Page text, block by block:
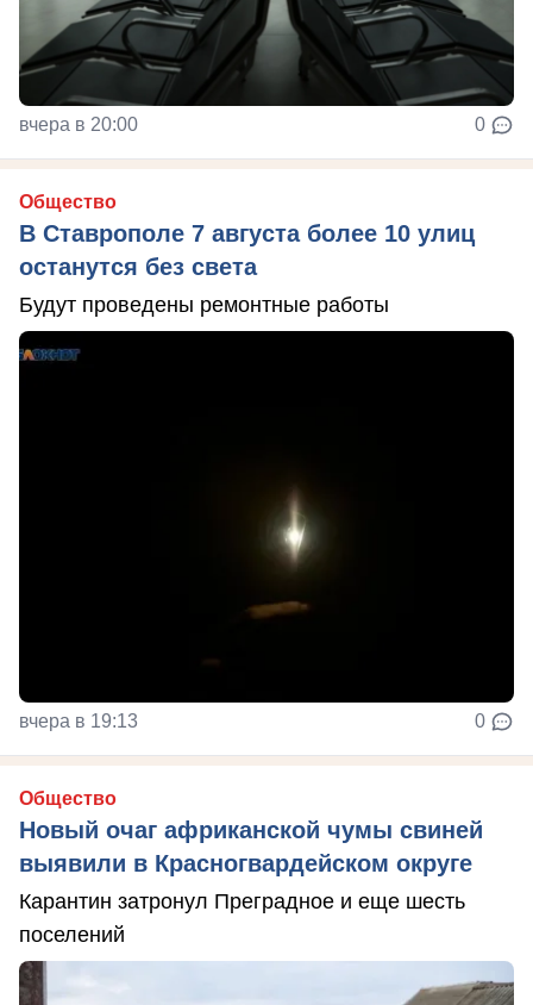
вчера в 20:00 0
Общество
В Ставрополе 7 августа более 10 улиц
останутся без света
Будут проведены ремонтные работы
вчера в 19:13 0
Общество
Новый очаг африканской чумы свиней
выявили в Красногвардейском округе
Карантин затронул Преградное и еще шесть
поселений